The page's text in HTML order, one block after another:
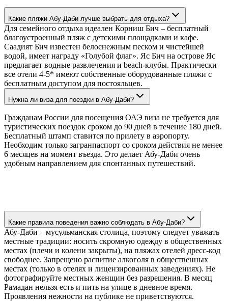
Какие пляжи Абу-Даби лучше выбрать для отдыха?
Для семейного отдыха идеален Корниш Бич – бесплатный
благоустроенный пляж с детскими площадками и кафе.
Саадият Бич известен белоснежным песком и чистейшей
водой, имеет награду «Голубой флаг». Яс Бич на острове Яс
предлагает водные развлечения и beach-клубы. Практически
все отели 4-5* имеют собственные оборудованные пляжи с
бесплатным доступом для постояльцев.
Нужна ли виза для поездки в Абу-Даби?
Гражданам России для посещения ОАЭ виза не требуется для
туристических поездок сроком до 90 дней в течение 180 дней.
Бесплатный штамп ставится по прилету в аэропорту.
Необходим только загранпаспорт со сроком действия не менее
6 месяцев на момент въезда. Это делает Абу-Даби очень
удобным направлением для спонтанных путешествий.
Какие правила поведения важно соблюдать в Абу-Даби?
Абу-Даби – мусульманская столица, поэтому следует уважать
местные традиции: носить скромную одежду в общественных
местах (плечи и колени закрыты), на пляжах отелей дресс-код
свободнее. Запрещено распитие алкоголя в общественных
местах (только в отелях и лицензированных заведениях). Не
фотографируйте местных женщин без разрешения. В месяц
Рамадан нельзя есть и пить на улице в дневное время.
Проявления нежности на публике не приветствуются.